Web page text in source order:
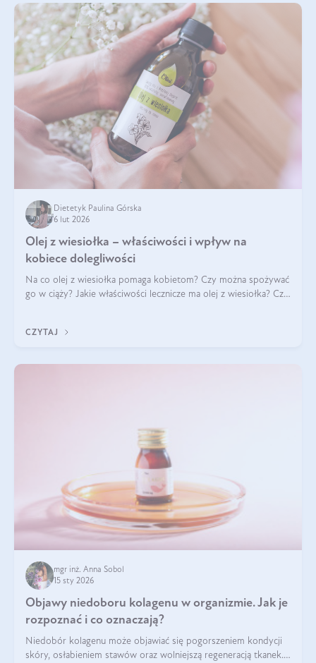
Dietetyk Paulina Górska
6 lut 2026
Olej z wiesiołka – właściwości i wpływ na
kobiece dolegliwości
Na co olej z wiesiołka pomaga kobietom? Czy można spożywać
go w ciąży? Jakie właściwości lecznicze ma olej z wiesiołka? Czy
CZYTAJ
mgr inż. Anna Sobol
15 sty 2026
Objawy niedoboru kolagenu w organizmie. Jak je
rozpoznać i co oznaczają?
Niedobór kolagenu może objawiać się pogorszeniem kondycji
skóry, osłabieniem stawów oraz wolniejszą regeneracją tkanek.